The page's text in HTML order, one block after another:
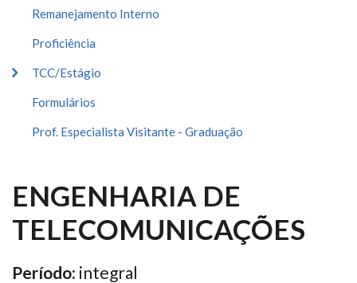
Remanejamento Interno
Proficiência
TCC/Estágio
Formulários
Prof. Especialista Visitante - Graduação
ENGENHARIA DE
TELECOMUNICAÇÕES
Período: integral